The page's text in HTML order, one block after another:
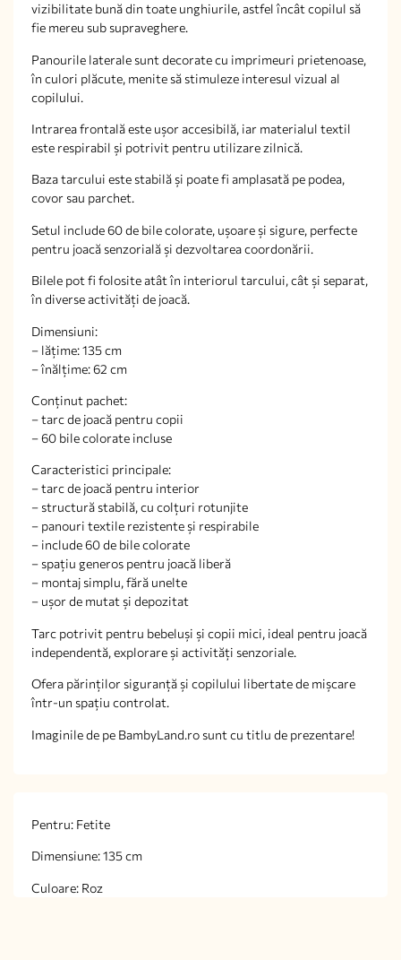
vizibilitate bună din toate unghiurile, astfel încât copilul să
fie mereu sub supraveghere.
Panourile laterale sunt decorate cu imprimeuri prietenoase,
în culori plăcute, menite să stimuleze interesul vizual al
copilului.
Intrarea frontală este ușor accesibilă, iar materialul textil
este respirabil și potrivit pentru utilizare zilnică.
Baza tarcului este stabilă și poate fi amplasată pe podea,
covor sau parchet.
Setul include 60 de bile colorate, ușoare și sigure, perfecte
pentru joacă senzorială și dezvoltarea coordonării.
Bilele pot fi folosite atât în interiorul tarcului, cât și separat,
în diverse activități de joacă.
Dimensiuni:
– lățime: 135 cm
– înălțime: 62 cm
Conținut pachet:
– tarc de joacă pentru copii
– 60 bile colorate incluse
Caracteristici principale:
– tarc de joacă pentru interior
– structură stabilă, cu colțuri rotunjite
– panouri textile rezistente și respirabile
– include 60 de bile colorate
– spațiu generos pentru joacă liberă
– montaj simplu, fără unelte
– ușor de mutat și depozitat
Tarc potrivit pentru bebeluși și copii mici, ideal pentru joacă
independentă, explorare și activități senzoriale.
Ofera părinților siguranță și copilului libertate de mișcare
într-un spațiu controlat.
Imaginile de pe BambyLand.ro sunt cu titlu de prezentare!
Pentru: Fetite
Dimensiune: 135 cm
Culoare: Roz